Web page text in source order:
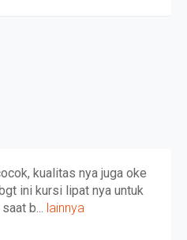
kualitas nya juga oke
ini kursi lipat nya untuk
b... lainnya